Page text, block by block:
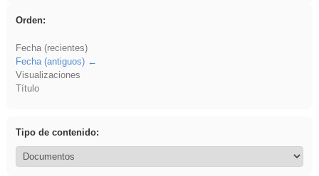
Orden:
Fecha (recientes)
Fecha (antiguos)
Visualizaciones
Título
Tipo de contenido: